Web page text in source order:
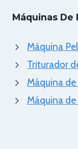
Máquinas De
Máquina
Triturador
Máquina
Máquina